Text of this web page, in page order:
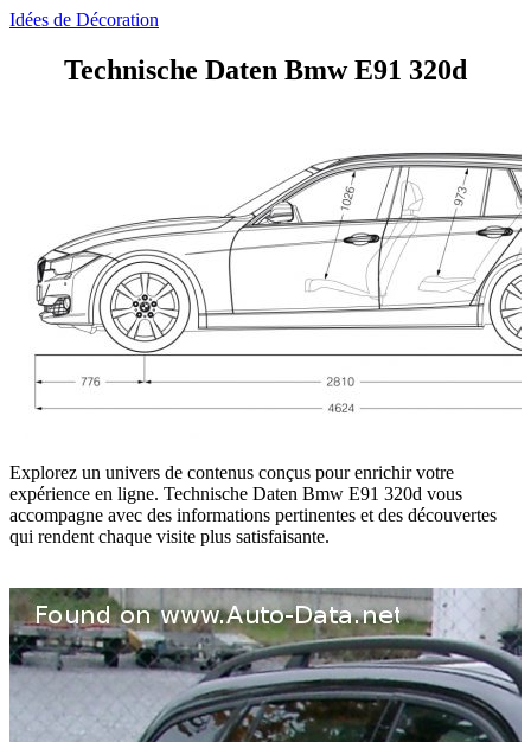
Idées de Décoration
Technische Daten Bmw E91 320d
Explorez un univers de contenus conçus pour enrichir votre
expérience en ligne. Technische Daten Bmw E91 320d vous
accompagne avec des informations pertinentes et des découvertes
qui rendent chaque visite plus satisfaisante.